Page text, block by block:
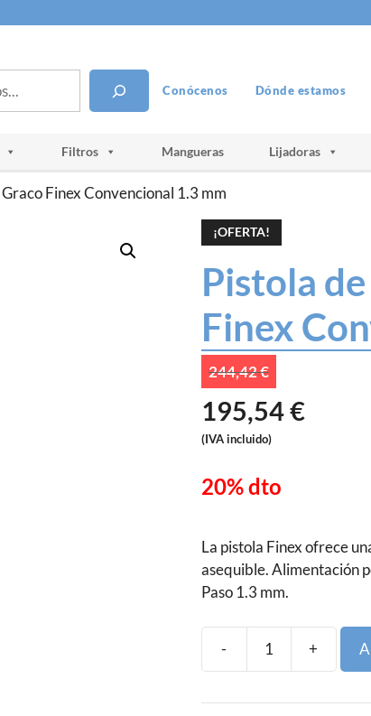
Conócenos Dónde estamos
Filtros Mangueras Lijadoras
Finex Convencional 1.3 mm
¡OFERTA!
Pistola
Finex
244,42€
El
precio
original
195,54€
El
actual
(IVA incluido)
20% dto
La pistola Finex ofrece
asequible. Alimentación
Paso 1.3 mm.
-
gravedad
+